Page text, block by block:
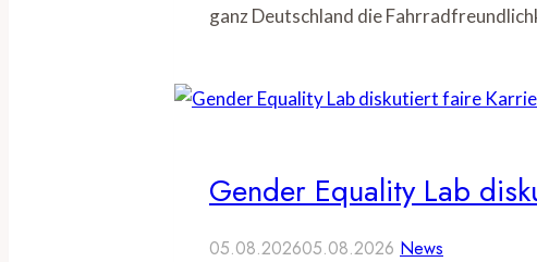
ganz Deutschland die
Gender Equality Lab
05.08.202605.08.2026 News